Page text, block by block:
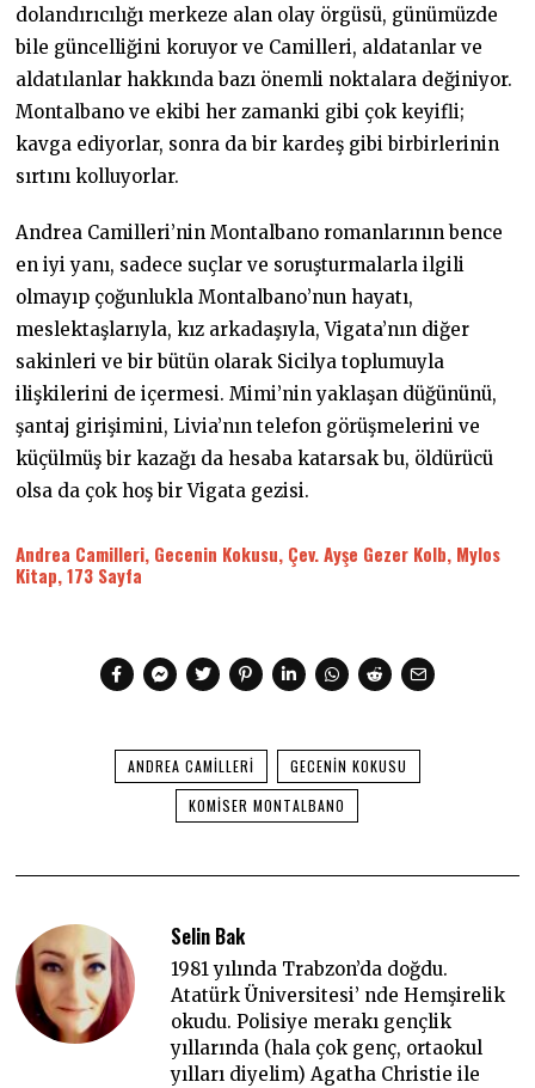
dolandırıcılığı merkeze alan olay örgüsü, günümüzde
bile güncelliğini koruyor ve Camilleri, aldatanlar ve
aldatılanlar hakkında bazı önemli noktalara değiniyor.
Montalbano ve ekibi her zamanki gibi çok keyifli;
kavga ediyorlar, sonra da bir kardeş gibi birbirlerinin
sırtını kolluyorlar.
Andrea Camilleri’nin Montalbano romanlarının bence
en iyi yanı, sadece suçlar ve soruşturmalarla ilgili
olmayıp çoğunlukla Montalbano’nun hayatı,
meslektaşlarıyla, kız arkadaşıyla, Vigata’nın diğer
sakinleri ve bir bütün olarak Sicilya toplumuyla
ilişkilerini de içermesi. Mimi’nin yaklaşan düğününü,
şantaj girişimini, Livia’nın telefon görüşmelerini ve
küçülmüş bir kazağı da hesaba katarsak bu, öldürücü
olsa da çok hoş bir Vigata gezisi.
Andrea Camilleri, Gecenin Kokusu, Çev. Ayşe Gezer Kolb, Mylos
Kitap, 173 Sayfa
ANDREA CAMILLERI
GECENIN KOKUSU
KOMISER MONTALBANO
Selin Bak
1981 yılında Trabzon’da doğdu.
Atatürk Üniversitesi’ nde Hemşirelik
okudu. Polisiye merakı gençlik
yıllarında (hala çok genç, ortaokul
yılları diyelim) Agatha Christie ile